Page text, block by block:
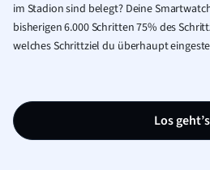
im Stadion sind belegt? Deine
bisherigen 6.000 Schritten 75% des
welches Schrittziel du überhaupt
Los geht’s